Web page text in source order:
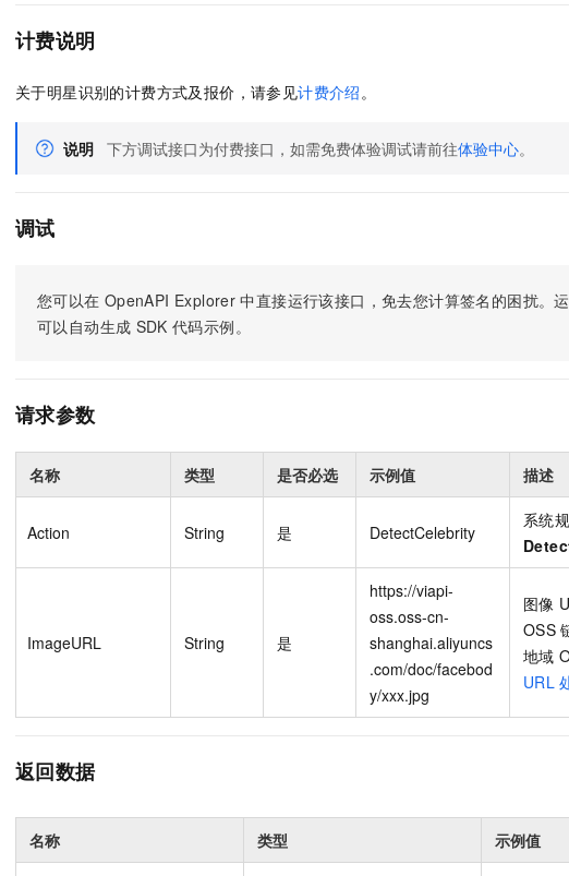
计费说明
关于明星识别的计费方式及报价，请参见计费介绍 。
说明 下方调试接口为付费接口，如需免费体验调试请前往体验中心。
调试
您可以在 OpenAPI Explorer 中直接运行该接口，免去您计算签名的困扰。
可以自动生成 SDK 代码示例。
请求参数
名称 类型 是否必选 示例值 描述
Action String 是 DetectCelebrity
系统
ImageURL String 是
https://viapi-
oss.oss-cn-
shanghai.aliyuncs
.com/doc/facebod
y/xxx.jpg
图像
OSS
地域
URL
返回数据
名称 类型 示例值